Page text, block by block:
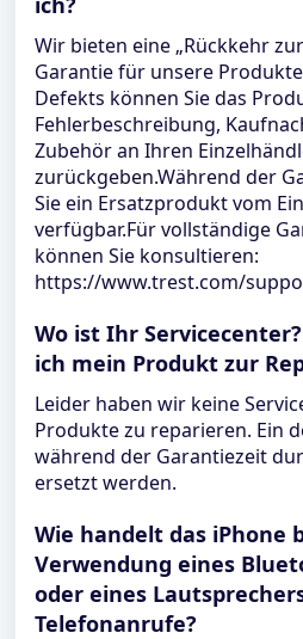
Wir bieten eine „Rückkehr
Garantie für unsere
Defekts können Sie das
Fehlerbeschreibung,
Zubehör an Ihren
zurückgeben.Während der
Sie ein Ersatzprodukt vom
verfügbar.Für vollständige
können Sie konsultieren:
https://www.trest.com/
Wo ist Ihr
ich mein Produkt zur
Leider haben wir keine
Produkte zu reparieren. Ein
während der Garantiezeit
ersetzt werden.
Wie handelt das iPhone
Verwendung eines
oder eines
Telefonanrufe?